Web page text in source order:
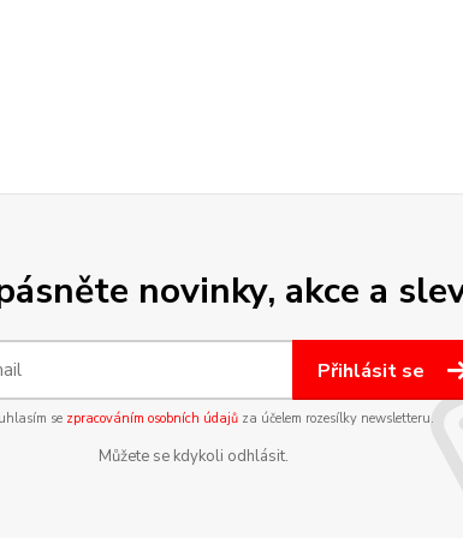
novinky, akce a
Přihlásit se
se zpracováním osobních údajůza účelem rozesílky newsletteru.
Můžete se kdykoli odhlásit.